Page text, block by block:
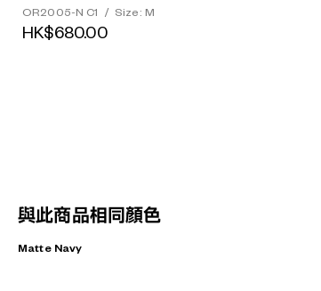
OR2005-N C1 / Size: M
HK$680.00
與此商品相同顏色
Matte Navy